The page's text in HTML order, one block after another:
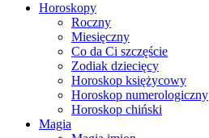
Horoskopy
Roczny
Miesięczny
Co da Ci szczęście
Zodiak dziecięcy
Horoskop księżycowy
Horoskop numerologiczny
Horoskop chiński
Magia